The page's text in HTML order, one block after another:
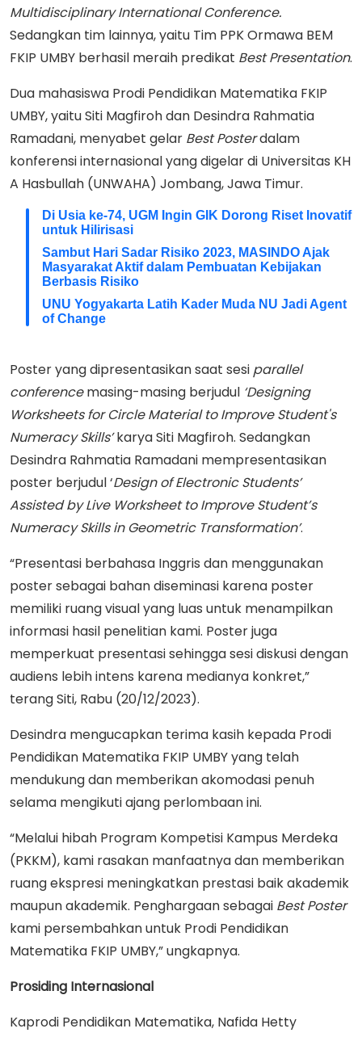
Multidisciplinary International Conference.
Sedangkan tim lainnya, yaitu Tim PPK Ormawa BEM
FKIP UMBY berhasil meraih predikat Best Presentation.
Dua mahasiswa Prodi Pendidikan Matematika FKIP
UMBY, yaitu Siti Magfiroh dan Desindra Rahmatia
Ramadani, menyabet gelar Best Posterdalam
konferensi internasional yang digelar di Universitas KH
A Hasbullah (UNWAHA) Jombang, Jawa Timur.
Di Usia ke-74, UGM Ingin GIK Dorong Riset Inovatif
untuk Hilirisasi
Sambut Hari Sadar Risiko 2023, MASINDO Ajak
Masyarakat Aktif dalam Pembuatan Kebijakan
Berbasis Risiko
UNU Yogyakarta Latih Kader Muda NU Jadi Agent
of Change
Poster yang dipresentasikan saat sesi parallel
conferencemasing-masing berjudul ‘Designing
Worksheets for Circle Material to Improve Student's
Numeracy Skills’karya Siti Magfiroh. Sedangkan
Desindra Rahmatia Ramadani mempresentasikan
poster berjudul ‘Design of Electronic Students’
Assisted by Live Worksheet to Improve Student’s
Numeracy Skills in Geometric Transformation’.
“Presentasi berbahasa Inggris dan menggunakan
poster sebagai bahan diseminasi karena poster
memiliki ruang visual yang luas untuk menampilkan
informasi hasil penelitian kami. Poster juga
memperkuat presentasi sehingga sesi diskusi dengan
audiens lebih intens karena medianya konkret,”
terang Siti, Rabu (20/12/2023).
Desindra mengucapkan terima kasih kepada Prodi
Pendidikan Matematika FKIP UMBY yang telah
mendukung dan memberikan akomodasi penuh
selama mengikuti ajang perlombaan ini.
“Melalui hibah Program Kompetisi Kampus Merdeka
(PKKM), kami rasakan manfaatnya dan memberikan
ruang ekspresi meningkatkan prestasi baik akademik
maupun akademik. Penghargaan sebagai Best Poster
kami persembahkan untuk Prodi Pendidikan
Matematika FKIP UMBY,” ungkapnya.
Prosiding Internasional
Kaprodi Pendidikan Matematika, Nafida Hetty